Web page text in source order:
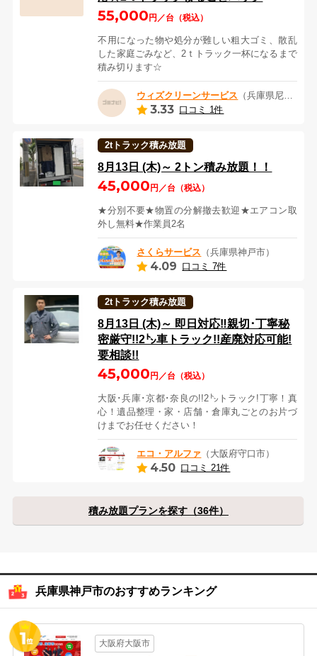
55,000 円／台（税込）
不用になった物や処分が難しい粗大ゴミ、散乱
した家庭ごみなど、2ｔトラック一杯になるまで
積み切ります☆
ウィズクリーンサービス （兵庫県尼崎市）
3.33 口コミ 1件
2tトラック積み放題
8月13日 (木)～ 2トン積み放題！！
45,000 円／台（税込）
★分別不要★物置の分解撤去歓迎★エアコン取
外し無料★作業員2名
さくらサービス （兵庫県神戸市）
4.09 口コミ 7件
2tトラック積み放題
8月13日 (木)～ 即日対応‼︎親切･丁寧秘
密厳守!!2㌧車トラック!!産廃対応可能!
要相談!!
45,000 円／台（税込）
大阪･兵庫･京都･奈良の!!2㌧トラック!丁寧！真
心！遺品整理・家・店舗・倉庫丸ごとのお片づ
けまでお任せください！
エコ・アルファ （大阪府守口市）
4.50 口コミ 21件
積み放題プランを探す（36件）
兵庫県神戸市のおすすめランキング
大阪府大阪市